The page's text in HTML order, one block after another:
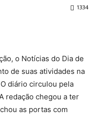
1334
o Notícias do Dia de
de suas atividades na
diário circulou pela
redação chegou a ter
as portas com